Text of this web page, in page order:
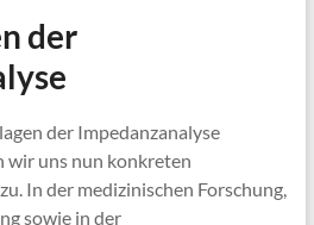
der
der Impedanzanalyse
wir uns nun konkreten
In der medizinischen Forschung,
sowie in der